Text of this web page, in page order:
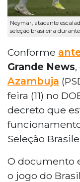
Neymar, atacante
seleção brasileira
Conforme
Grande News
Azambuja
feira (11) no
decreto que
Seleção
O documento
o jogo do